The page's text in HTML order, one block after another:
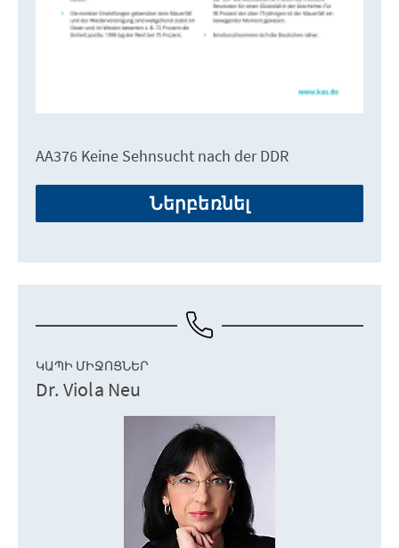
AA376 Keine Sehnsucht nach der DDR
Ներբեռնել
ԿԱՊԻ ՄԻՋՈՑՆԵՐ
Dr. Viola Neu